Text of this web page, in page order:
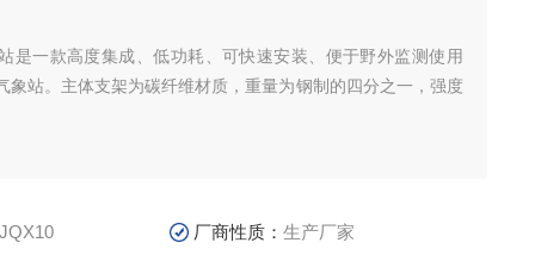
是一款高度集成、低功耗、可快速安装、便于野外监测使用
象站。主体支架为碳纤维材质，重量为钢制的四分之一，强度
厂商性质：生产厂家